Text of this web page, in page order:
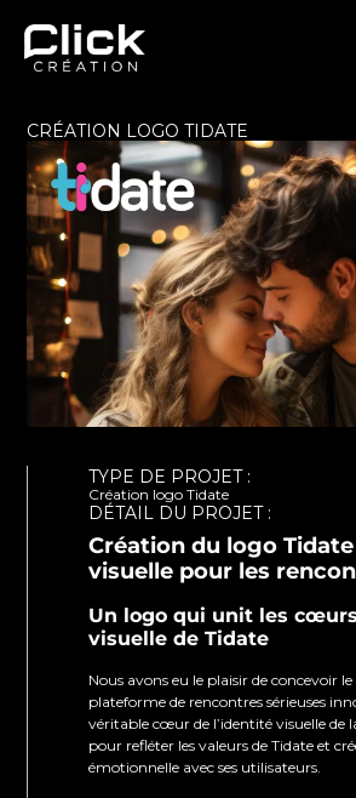
CRÉATION LOGO TIDATE
TYPE DE PROJET :
Création logo Tidate
DÉTAIL DU PROJET :
Création du logo
visuelle pour les
Un logo qui unit les
visuelle de Tidate
Nous avons eu le plaisir de concevoir
plateforme de rencontres sérieuses
véritable cœur de l’identité visuelle de
pour refléter les valeurs de Tidate et
émotionnelle avec ses utilisateurs.